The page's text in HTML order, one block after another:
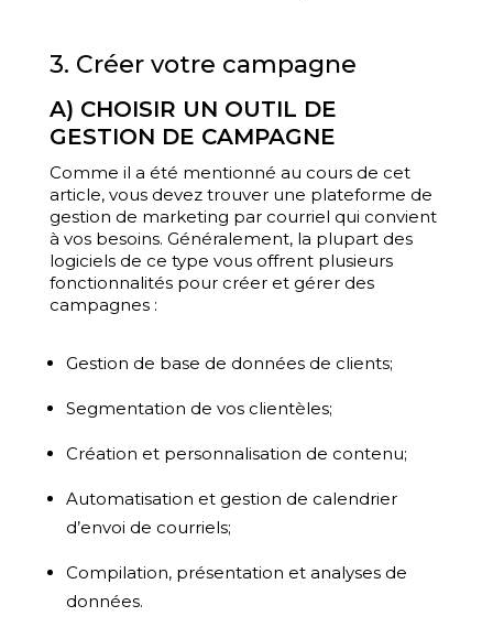
3. Créer votre campagne
A) CHOISIR UN OUTIL DE
GESTION DE CAMPAGNE
Comme il a été mentionné au cours de cet
article, vous devez trouver une plateforme de
gestion de marketing par courriel qui convient
à vos besoins. Généralement, la plupart des
logiciels de ce type vous offrent plusieurs
fonctionnalités pour créer et gérer des
campagnes :
Gestion de base de données de clients;
Segmentation de vos clientèles;
Création et personnalisation de contenu;
Automatisation et gestion de calendrier
d’envoi de courriels;
Compilation, présentation et analyses de
données.